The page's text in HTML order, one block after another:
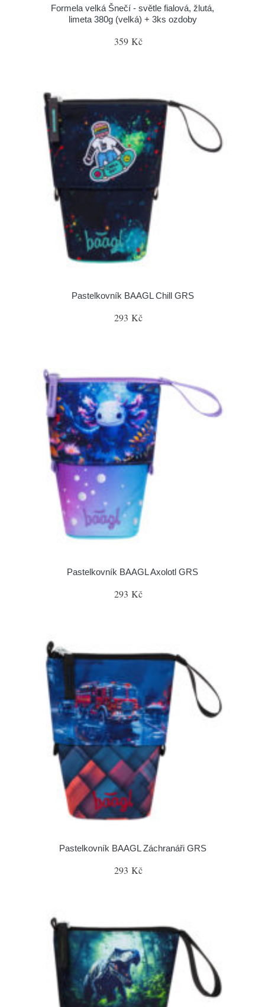
Formela velká Šnečí - světle fialová, žlutá,
limeta 380g (velká) + 3ks ozdoby
359 Kč
Pastelkovník BAAGL Chill GRS
293 Kč
Pastelkovník BAAGL Axolotl GRS
293 Kč
Pastelkovník BAAGL Záchranáři GRS
293 Kč